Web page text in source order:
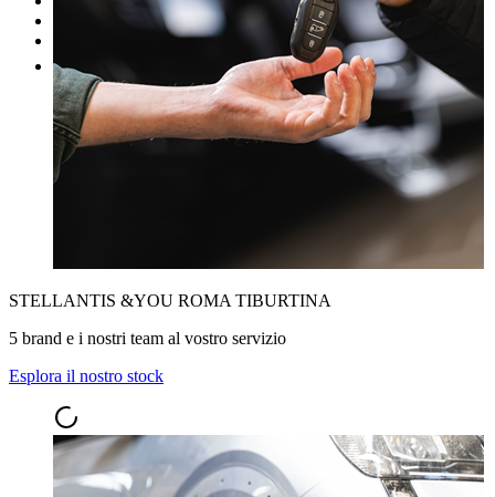
Altro
STELLANTIS &YOU ROMA TIBURTINA
5 brand e i nostri team al vostro servizio
Esplora il nostro stock